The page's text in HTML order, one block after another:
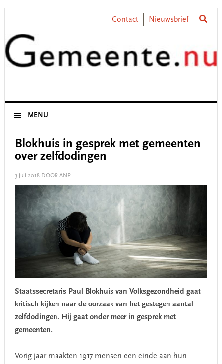
Skip
primary
navigation
Skip
content
Skip
primary
sidebar
Skip
footer
Contact Nieuwsbrief
MENU
Blokhuis in gesprek met gemeenten
over zelfdodingen
3 juli 2018DOOR ANP
Staatssecretaris Paul Blokhuis van Volksgezondheid gaat
kritisch kijken naar de oorzaak van het gestegen aantal
zelfdodingen. Hij gaat onder meer in gesprek met
gemeenten.
Vorig jaar maakten 1917 mensen een einde aan hun